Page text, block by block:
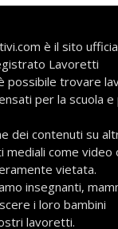
è il sito
Lavoretti
possibile trovare
per la scuola e
dei contenuti su
mediali come video
vietata.
insegnanti,
i loro bambini
lavoretti.